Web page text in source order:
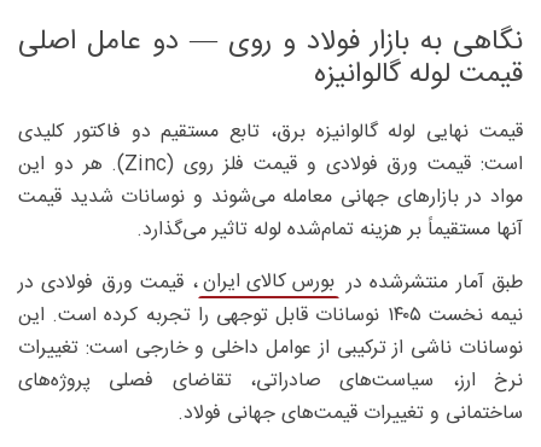
نگاهی به بازار فولاد و روی — دو عامل اصلی
قیمت لوله گالوانیزه
قیمت نهایی لوله گالوانیزه برق، تابع مستقیم دو فاکتور کلیدی
است: قیمت ورق فولادی و قیمت فلز روی (Zinc). هر دو این
مواد در بازارهای جهانی معامله می‌شوند و نوسانات شدید قیمت
آنها مستقیماً بر هزینه تمام‌شده لوله تاثیر می‌گذارد.
طبق آمار منتشرشده در بورس کالای ایران، قیمت ورق فولادی در
نیمه نخست ۱۴۰۵ نوسانات قابل توجهی را تجربه کرده است. این
نوسانات ناشی از ترکیبی از عوامل داخلی و خارجی است: تغییرات
نرخ ارز، سیاست‌های صادراتی، تقاضای فصلی پروژه‌های
ساختمانی و تغییرات قیمت‌های جهانی فولاد.